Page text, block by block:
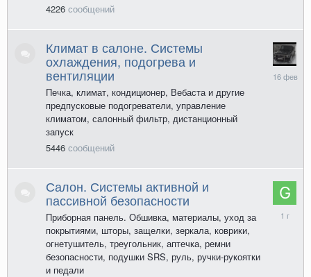
4226 сообщений
Климат в салоне. Системы
охлаждения, подогрева и
вентиляции
Печка, климат, кондиционер, Вебаста и другие
предпусковые подогреватели, управление
климатом, салонный фильтр, дистанционный
запуск
5446 сообщений
16
февраля
Салон. Системы активной и
пассивной безопасности
Приборная панель. Обшивка, материалы, уход за
покрытиями, шторы, защелки, зеркала, коврики,
огнетушитель, треугольник, аптечка, ремни
безопасности, подушки SRS, руль, ручки-рукоятки
и педали
декабря